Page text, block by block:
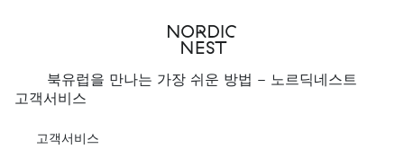
북유럽을 만나는 가장 쉬운 방법 - 노르딕네스트
고객서비스
고객서비스